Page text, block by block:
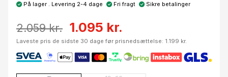
På lager . Levering 2-4 dage Fri fragt Sikre betalinger
2.059 kr. 1.095 kr.
Laveste pris de sidste 30 dage før prisnedsættelse: 1.199 kr.